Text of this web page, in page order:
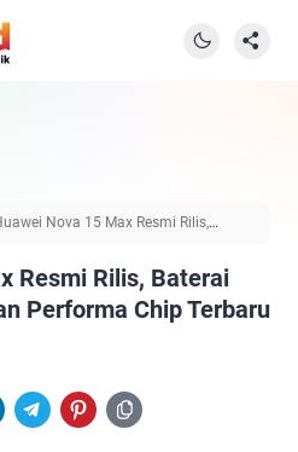
Nova 15 Max Resmi Rilis,
Resmi Rilis, Baterai
Performa Chip Terbaru